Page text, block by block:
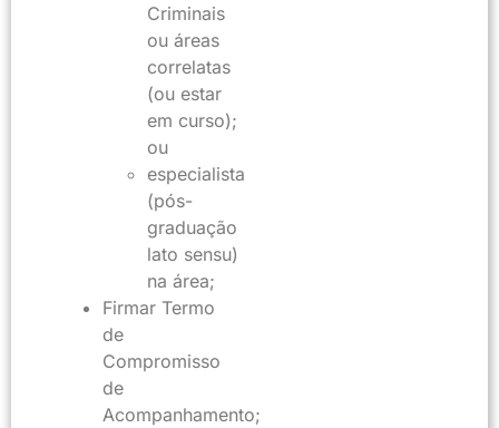
Criminais
ou áreas
correlatas
(ou estar
em curso);
ou
especialista
(pós-
graduação
lato sensu)
na área;
Firmar Termo
de
Compromisso
de
Acompanhamento;